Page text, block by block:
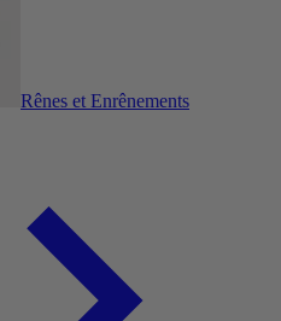
Rênes et Enrênements